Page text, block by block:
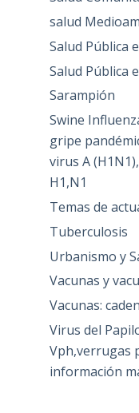
salud
Salud Pública
Salud Pública
Sarampión
Swine
gripe
virus A
H1,N1
Temas de
Tuberculosis
Urbanismo y
Vacunas y
Vacunas:
Virus del
Vph,verrugas
información